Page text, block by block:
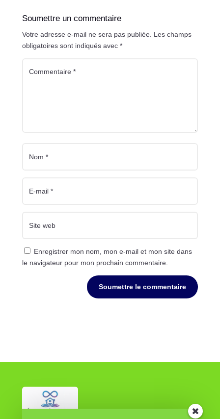
Soumettre un commentaire
Votre adresse e-mail ne sera pas publiée. Les champs
obligatoires sont indiqués avec *
Enregistrer mon nom, mon e-mail et mon site dans
le navigateur pour mon prochain commentaire.
Soumettre le commentaire